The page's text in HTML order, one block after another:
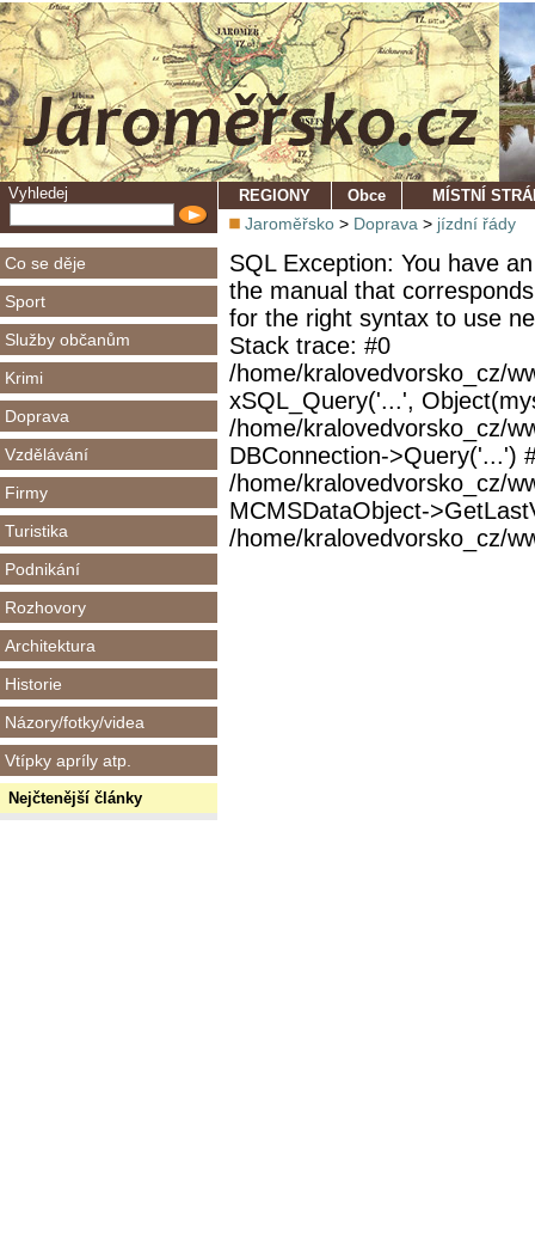
Vyhledej
Co se děje
Sport
Služby občanům
Krimi
Doprava
Vzdělávání
Firmy
Turistika
Podnikání
Rozhovory
Architektura
Historie
Názory/fotky/videa
Vtípky apríly atp.
Nejčtenější články
REGIONY Obce MÍSTNÍ
Jaroměřsko > Doprava > jízdní řády
SQL Exception: You have
the manual that
for the right syntax to use
Stack trace: #0
/home/kralovedvorsko_cz/
xSQL_Query('...',
/home/kralovedvorsko_cz/
DBConnection->Query('...')
/home/kralovedvorsko_cz/
MCMSDataObject-
/home/kralovedvorsko_cz/